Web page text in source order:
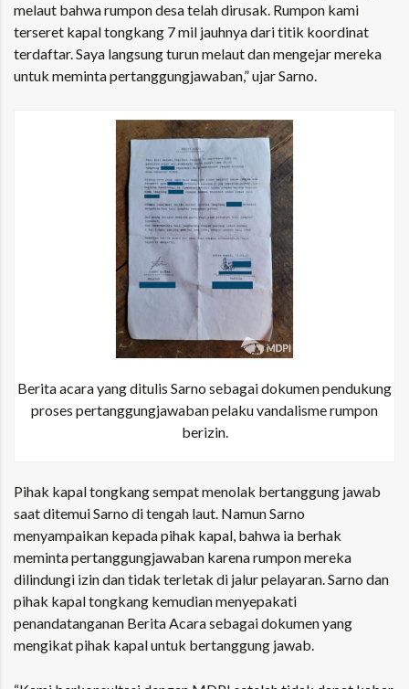
melaut bahwa rumpon desa telah dirusak. Rumpon kami
terseret kapal tongkang 7 mil jauhnya dari titik koordinat
terdaftar. Saya langsung turun melaut dan mengejar mereka
untuk meminta pertanggungjawaban,” ujar Sarno.
Berita acara yang ditulis Sarno sebagai dokumen pendukung
proses pertanggungjawaban pelaku vandalisme rumpon
berizin.
Pihak kapal tongkang sempat menolak bertanggung jawab
saat ditemui Sarno di tengah laut. Namun Sarno
menyampaikan kepada pihak kapal, bahwa ia berhak
meminta pertanggungjawaban karena rumpon mereka
dilindungi izin dan tidak terletak di jalur pelayaran. Sarno dan
pihak kapal tongkang kemudian menyepakati
penandatanganan Berita Acara sebagai dokumen yang
mengikat pihak kapal untuk bertanggung jawab.